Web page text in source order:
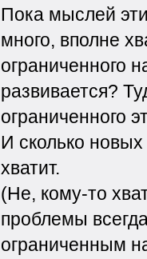
Пока мыслей
много, вполне
ограниченного
развивается?
ограниченного
И сколько
хватит.
(Не, кому-то
проблемы
ограниченным